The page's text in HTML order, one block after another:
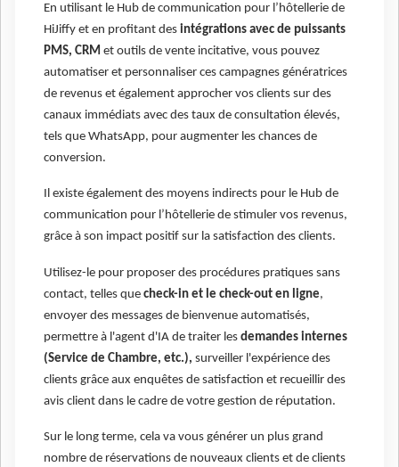
En utilisant le Hub de communication pour l’hôtellerie de
HiJiffy et en profitant des intégrations avec de puissants
PMS, CRM et outils de vente incitative, vous pouvez
automatiser et personnaliser ces campagnes génératrices
de revenus et également approcher vos clients sur des
canaux immédiats avec des taux de consultation élevés,
tels que WhatsApp, pour augmenter les chances de
conversion.
Il existe également des moyens indirects pour le Hub de
communication pour l’hôtellerie de stimuler vos revenus,
grâce à son impact positif sur la satisfaction des clients.
Utilisez-le pour proposer des procédures pratiques sans
contact, telles que check-in et le check-out en ligne,
envoyer des messages de bienvenue automatisés,
permettre à l'agent d'IA de traiter les demandes internes
(Service de Chambre, etc.), surveiller l'expérience des
clients grâce aux enquêtes de satisfaction et recueillir des
avis client dans le cadre de votre gestion de réputation.
Sur le long terme, cela va vous générer un plus grand
nombre de réservations de nouveaux clients et de clients